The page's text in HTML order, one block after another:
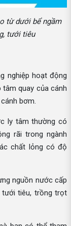
từ dưới bể ngầm
tưới tiêu
nghiệp hoạt động
quay của cánh
bơm.
ly tâm thường có
rãi trong ngành
chất lỏng có độ
nguồn nước cấp
tưới tiêu, trồng trọt